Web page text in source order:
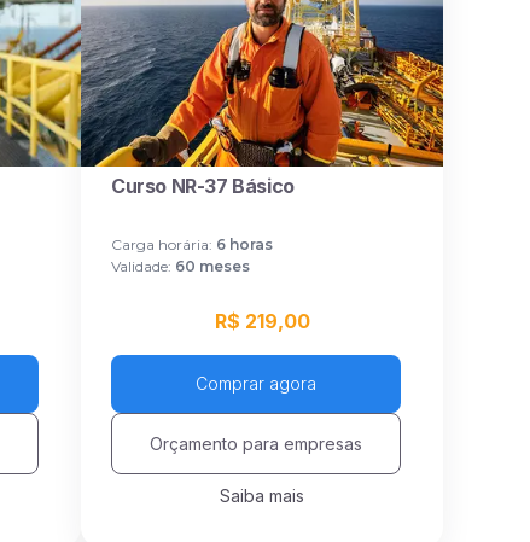
Curso NR-37 Básico
Carga horária: 6 horas
Validade: 60 meses
R$ 219,00
Comprar agora
Orçamento para empresas
Saiba mais